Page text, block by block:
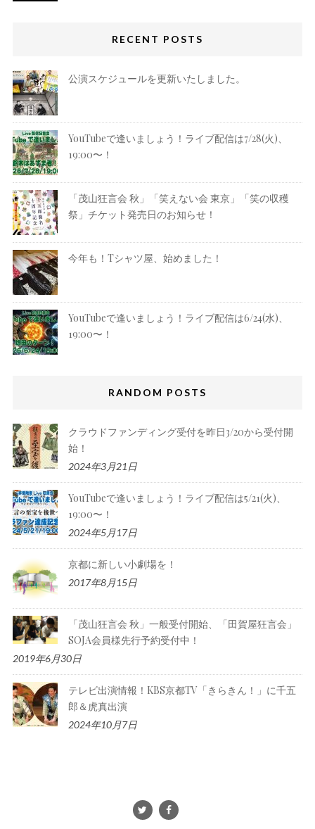
RECENT POSTS
公演スケジュールを更新いたしました。
YouTubeで逢いましょう！ライブ配信は7/28(火)、
19:00〜！
「茂山狂言会 秋」「笑えない会 東京」「笑の収穫
祭」チケット発売日のお知らせ！
今年も！Tシャツ屋、始めました！
YouTubeで逢いましょう！ライブ配信は6/24(水)、
19:00〜！
RANDOM POSTS
クラウドファンディング受付を昨日3/20から受付開
始！
2024年3月21日
YouTubeで逢いましょう！ライブ配信は5/21(火)、
19:00〜！
2024年5月17日
京都に新しい小劇場を！
2017年8月15日
「茂山狂言会 秋」一般受付開始、「田賀屋狂言会」
SOJA会員様先行予約受付中！
2019年6月30日
テレビ出演情報！KBS京都TV「きらきん！」に千五
郎＆虎真出演
2024年10月7日